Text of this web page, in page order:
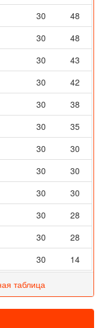
30
48
30
48
30
43
30
42
30
38
30
35
30
30
30
30
30
30
30
28
30
28
30 14
таблица